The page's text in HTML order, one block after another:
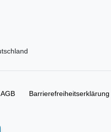
AGB Barrierefreiheitserklärung